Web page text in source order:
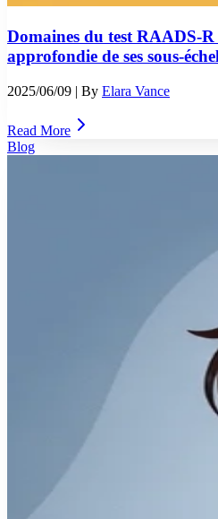
Domaines du test RAADS-
approfondie de ses sous-
2025/06/09 | By Elara Vance
Read More
Blog